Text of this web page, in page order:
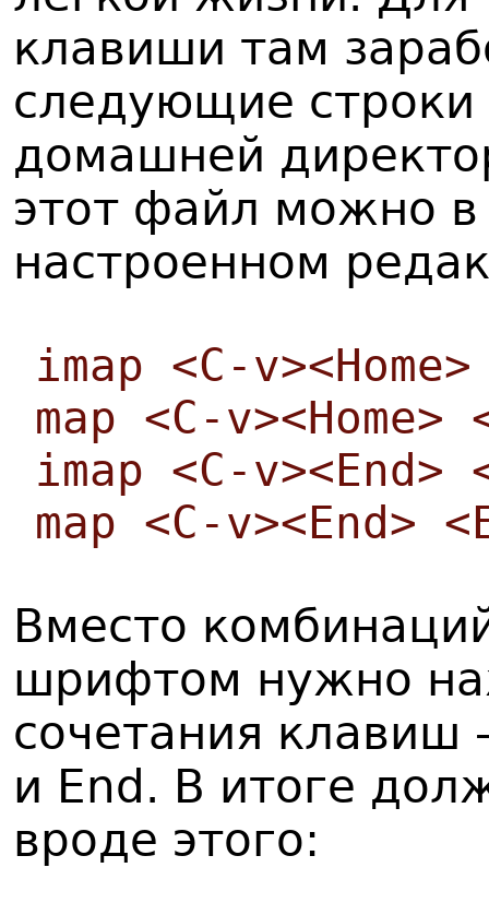
клавиши там
следующие
домашней
этот файл можно
настроенном
imap <C-v><Home>
map <C-v><Home>
imap <C-v><End>
map <C-v><End>
Вместо
шрифтом нужно
сочетания клавиш
и End. В итоге
вроде этого: